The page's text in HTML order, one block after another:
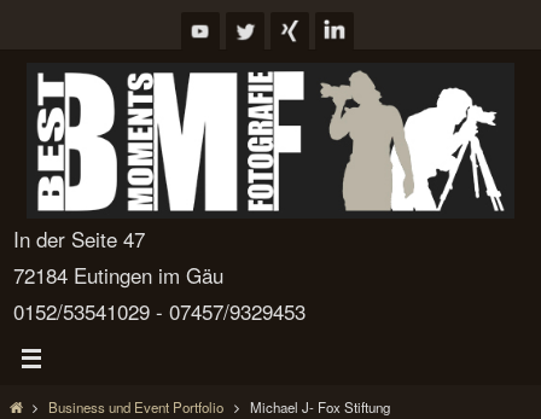
springen
In der Seite 47
72184 Eutingen im Gäu
0152/53541029 - 07457/9329453
StartBusiness und Event Portfolio Michael J- Fox Stiftung